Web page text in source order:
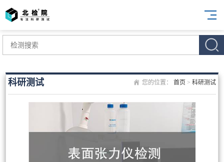
您的位置： 首页 > 科研测试
科研测试